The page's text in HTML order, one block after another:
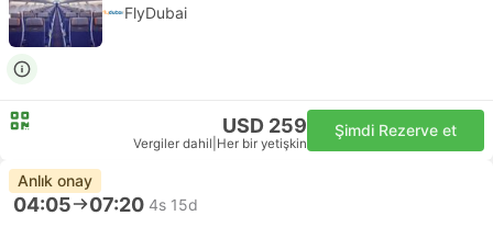
FlyDubai
USD 259
Vergiler dahil Her bir yetişkin
Şimdi Rezerve et
Anlık onay
04:05 07:20 4s 15d